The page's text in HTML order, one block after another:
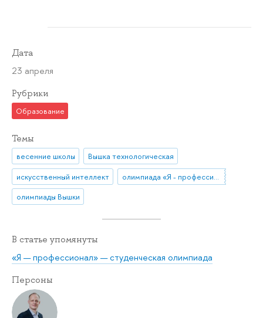
Дата
23 апреля
Рубрики
Образование
Темы
весенние школы
Вышка технологическая
искусственный интеллект
олимпиада «Я - профессионал»
олимпиады Вышки
В статье упомянуты
«Я — профессионал» — студенческая олимпиада
Персоны